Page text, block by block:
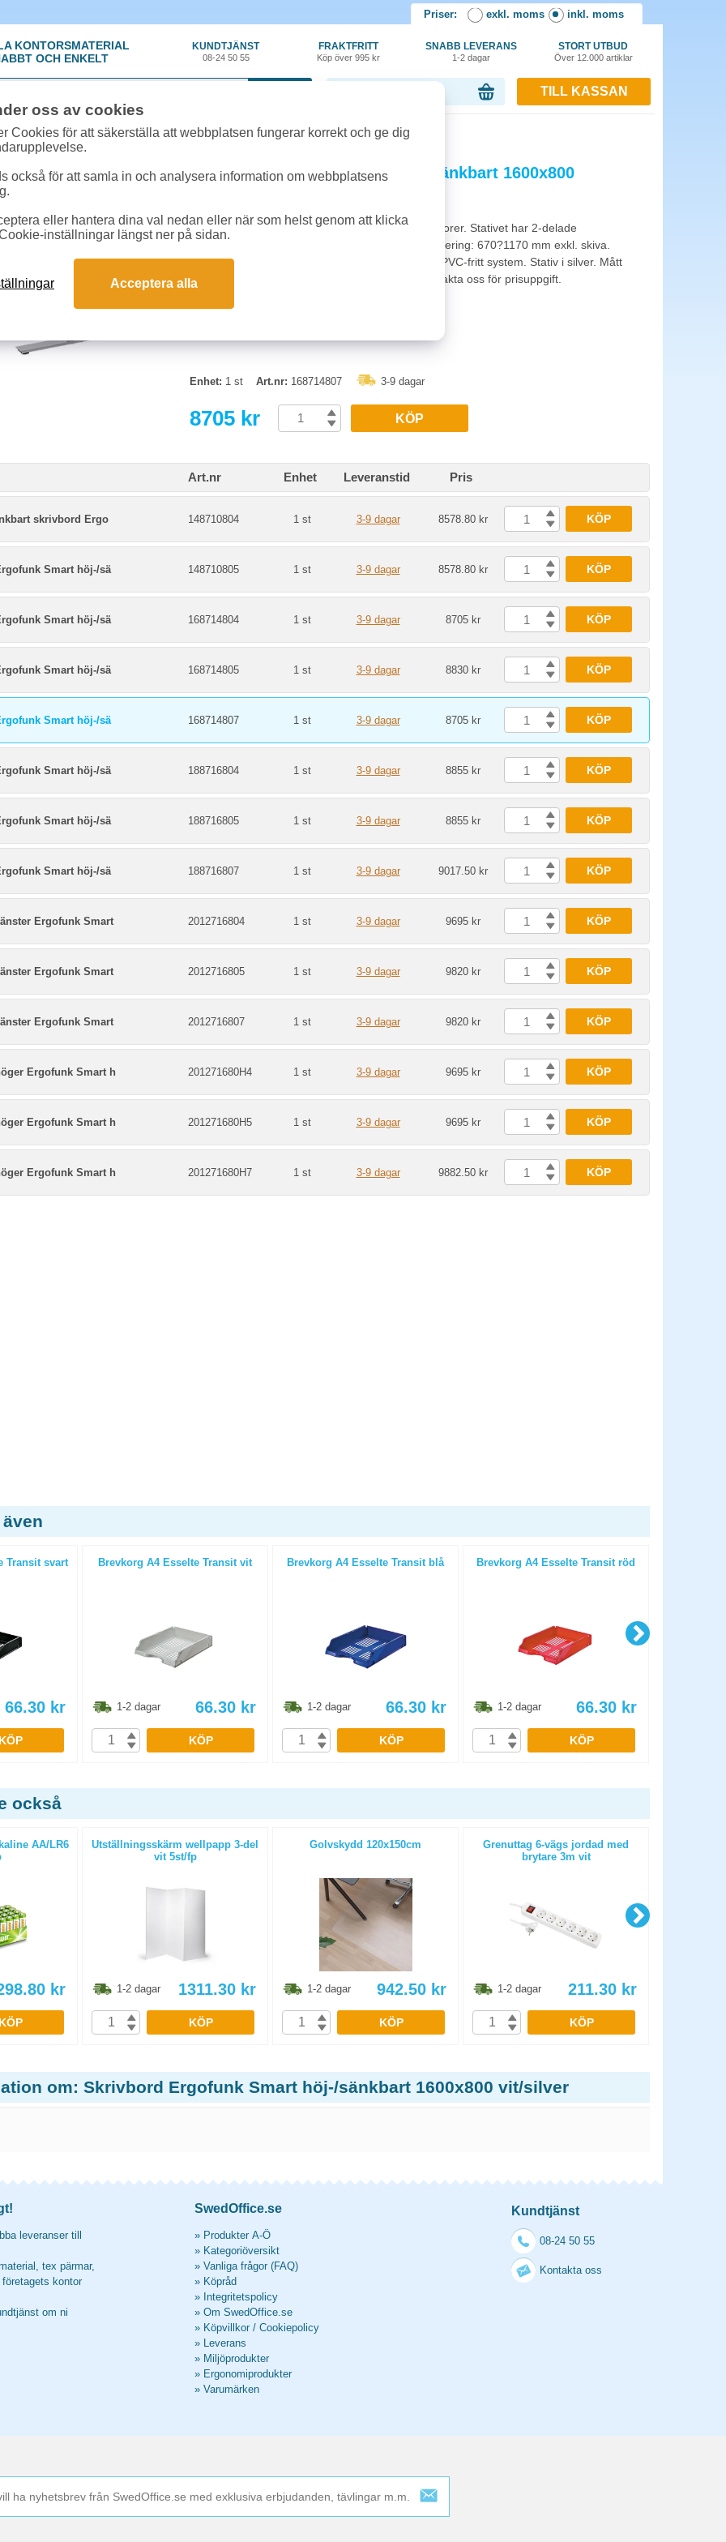
Priser: exkl. moms inkl. moms
KONTORSMATERIAL
OCH ENKELT
KUNDTJÄNST
08-24 50 55
FRAKTFRITT
Köp över 995 kr
SNABB LEVERANS
1-2 dagar
STORT UTBUD
Över 12.000 artiklar
TILL KASSAN
Elartiklar»Skrivbord»Skrivbord Ergofunk Smart höj-/sänkbart 1600x800 vit/silver
Skrivbord Ergofunk Smart höj-/sänkbart 1600x800
Svensktillverkat stativ av hög kvalitet med två motorer. Stativet har 2-delade
rektangulära ben och slaglängd 500 mm. Höjdjustering: 670?1170 mm exkl. skiva.
Lyftkraft över 100 kg vid utbredd belastning. Helt PVC-fritt system. Stativ i silver. Mått
bordsskiva: 1600x800 mm. Frakt tillkommer, kontakta oss för prisuppgift.
Begränsad returrätt
Enhet: 1 st Art.nr: 168714807 3-9 dagar
8705 kr KÖP
Art.nr Enhet Leveranstid Pris
skrivbord Ergo 148710804 1 st 3-9 dagar 8578.80 kr KÖP
Smart höj-/sä 148710805 1 st 3-9 dagar 8578.80 kr KÖP
Smart höj-/sä 168714804 1 st 3-9 dagar 8705 kr KÖP
Smart höj-/sä 168714805 1 st 3-9 dagar 8830 kr KÖP
Smart höj-/sä 168714807 1 st 3-9 dagar 8705 kr KÖP
Smart höj-/sä 188716804 1 st 3-9 dagar 8855 kr KÖP
Smart höj-/sä 188716805 1 st 3-9 dagar 8855 kr KÖP
Smart höj-/sä 188716807 1 st 3-9 dagar 9017.50 kr KÖP
Ergofunk Smart 2012716804 1 st 3-9 dagar 9695 kr KÖP
Ergofunk Smart 2012716805 1 st 3-9 dagar 9820 kr KÖP
Ergofunk Smart 2012716807 1 st 3-9 dagar 9820 kr KÖP
Ergofunk Smart h 201271680H4 1 st 3-9 dagar 9695 kr KÖP
Ergofunk Smart h 201271680H5 1 st 3-9 dagar 9695 kr KÖP
Ergofunk Smart h 201271680H7 1 st 3-9 dagar 9882.50 kr KÖP
Transit svart
66.30 kr
KÖP
Brevkorg A4 Esselte Transit vit
1-2 dagar 66.30 kr
KÖP
Brevkorg A4 Esselte Transit blå
1-2 dagar 66.30 kr
KÖP
Brevkorg A4 Esselte Transit röd
1-2 dagar 66.30 kr
KÖP
också
AA/LR6
kr
KÖP
Utställningsskärm wellpapp 3-del
vit 5st/fp
1-2 dagar 1311.30 kr
KÖP
Golvskydd 120x150cm
1-2 dagar 942.50 kr
KÖP
Grenuttag 6-vägs jordad med
brytare 3m vit
1-2 dagar 211.30 kr
KÖP
om: Skrivbord Ergofunk Smart höj-/sänkbart 1600x800 vit/silver
leveranser till
tex pärmar,
kontor
om ni
SwedOffice.se
» Produkter A-Ö
» Kategoriöversikt
» Vanliga frågor (FAQ)
» Köpråd
» Integritetspolicy
» Om SwedOffice.se
» Köpvillkor / Cookiepolicy
» Leverans
» Miljöprodukter
» Ergonomiprodukter
» Varumärken
Kundtjänst
08-24 50 55
Kontakta oss
oss av cookies
Cookies för att säkerställa att webbplatsen fungerar korrekt och ge dig
också för att samla in och analysera information om webbplatsens
eller hantera dina val nedan eller när som helst genom att klicka
inställningar längst ner på sidan.
Acceptera alla